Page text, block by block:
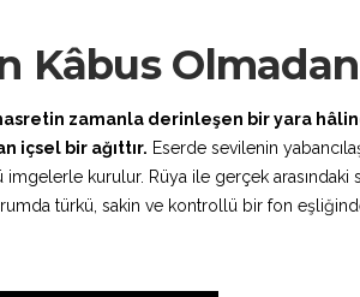
Kâbus Olmadan
zamanla derinleşen bir yara
içsel bir ağıttır. Eserde sevilenin
kurulur. Rüya ile gerçek arasındaki
türkü, sakin ve kontrollü bir fon